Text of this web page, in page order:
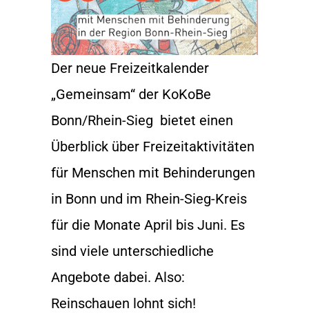
Der neue Freizeitkalender
„Gemeinsam“ der KoKoBe
Bonn/Rhein-Sieg bietet einen
Überblick über Freizeitaktivitäten
für Menschen mit Behinderungen
in Bonn und im Rhein-Sieg-Kreis
für die Monate April bis Juni. Es
sind viele unterschiedliche
Angebote dabei. Also:
Reinschauen lohnt sich!